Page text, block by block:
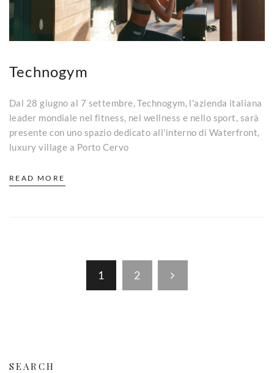
Technogym
Dal 28 giugno al 7 settembre, Technogym, l'azienda italiana
leader mondiale nel fitness, nel wellness e nello sport, sarà
presente con uno spazio dedicato all'interno di Waterfront,
luxury village a Porto Cervo
READ MORE
1 2
SEARCH